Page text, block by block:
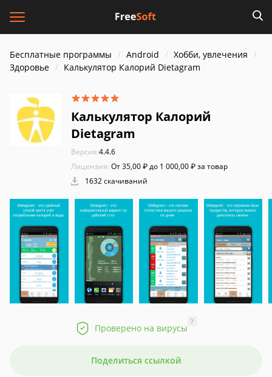
Бесплатные программы Android
Хобби, увлечения
Здоровье
Калькулятор Калорий Dietagram
Калькулятор Калорий
Dietagram
Версия:4.4.6
Лицензия: От 35,00 ₽ до 1 000,00 ₽ за товар
1632 скачиваний
Проверено на вирусы
?
Поделиться ссылкой